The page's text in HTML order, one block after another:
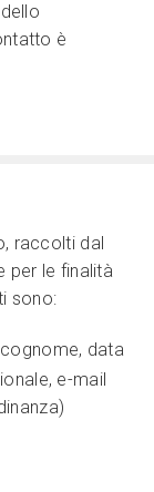
è
raccolti dal
per le finalità
sono:
data
e-mail